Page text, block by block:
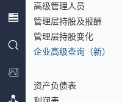
高级管理人员
管理层持股及报酬
管理层持股变化
企业高级查询（新）
资产负债表